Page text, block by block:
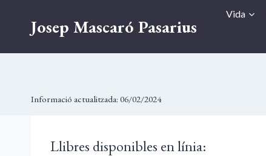
Josep Mascaró Pasarius
Vida
Informació actualitzada: 06/02/2024
Llibres disponibles en línia: